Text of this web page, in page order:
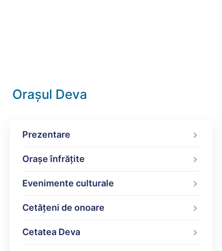
Orașul Deva
Prezentare
Orașe înfrățite
Evenimente culturale
Cetățeni de onoare
Cetatea Deva